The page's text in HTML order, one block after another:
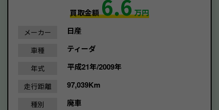
買取金額6.6万円
メーカー 日産
車種 ティーダ
年式 平成21年/2009年
走行距離 97,039Km
種別 廃車